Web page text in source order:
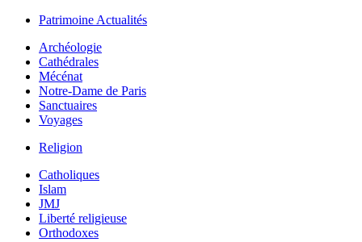
Patrimoine Actualités
Archéologie
Cathédrales
Mécénat
Notre-Dame de Paris
Sanctuaires
Voyages
Religion
Catholiques
Islam
JMJ
Liberté religieuse
Orthodoxes